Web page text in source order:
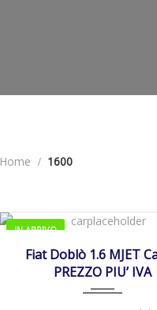
Home 1600
IN ARRIVO
01/01/2022 Manua...
Fiat Doblò 1.6 MJET
PREZZO PIU’ IVA